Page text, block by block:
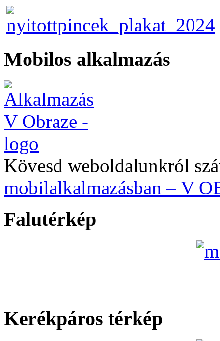
Mobilos alkalmazás
Kövesd weboldalunkról
mobilalkalmazásban – V
Falutérkép
Kerékpáros térkép